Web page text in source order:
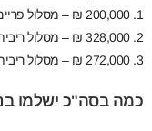
1. 200,000 ₪ – מסלול פריים – 20 שנים – ריבית 1.2% (פריים מינוס 0.4%).
2. 328,000 ₪ – מסלול ריבית משתנה 5 צמודה – 20 שנים – ריבית 3.2%.
3. 272,000 ₪ – מסלול ריבית קבועה צמודה – 20 שנים – ריבית 3.8%.
כמה בסה"כ ישלמו